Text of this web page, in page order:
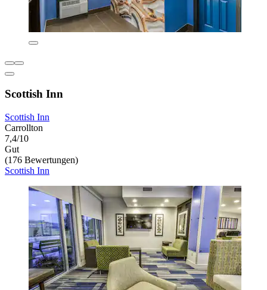
Scottish Inn
Scottish Inn
Carrollton
7,4/10
Gut
(176 Bewertungen)
Scottish Inn